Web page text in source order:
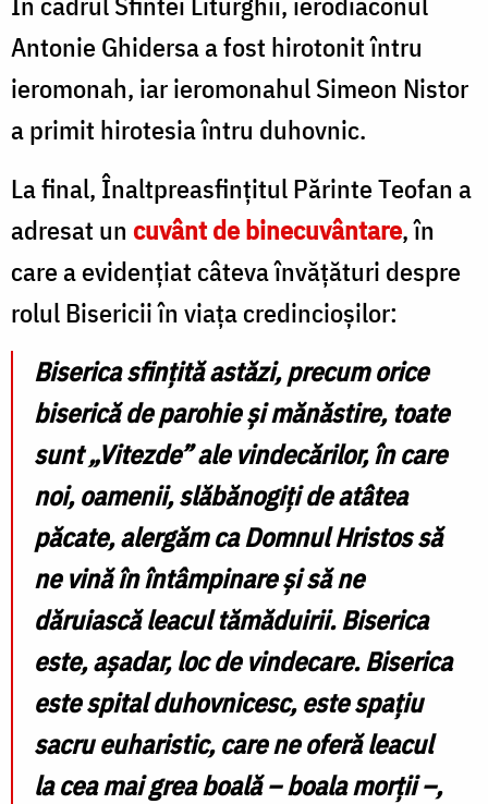
Antonie Ghidersa a fost hirotonit întru
ieromonah, iar ieromonahul Simeon Nistor
a primit hirotesia întru duhovnic.
La final, Înaltpreasfințitul Părinte Teofan a
adresat un cuvânt de binecuvântare, în
care a evidențiat câteva învățături despre
rolul Bisericii în viața credincioșilor:
Biserica sfințită astăzi, precum orice
biserică de parohie și mănăstire, toate
sunt „Vitezde” ale vindecărilor, în care
noi, oamenii, slăbănogiți de atâtea
păcate, alergăm ca Domnul Hristos să
ne vină în întâmpinare și să ne
dăruiască leacul tămăduirii. Biserica
este, așadar, loc de vindecare. Biserica
este spital duhovnicesc, este spațiu
sacru euharistic, care ne oferă leacul
la cea mai grea boală – boala morții –,